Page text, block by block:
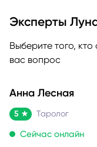
Эксперты
Выберите того,
вас вопрос
Анна Лесная
5 Таролог
Сейчас онлайн